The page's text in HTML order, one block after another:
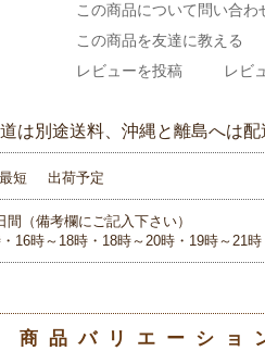
この商品について問い合わ
この商品を友達に教える
レビューを投稿
レビ
は別途送料、沖縄と離島へは
最短 出荷予定
（備考欄にご記入下さい）
16時～18時・18時～20時・19時～21時
商品バリエーショ